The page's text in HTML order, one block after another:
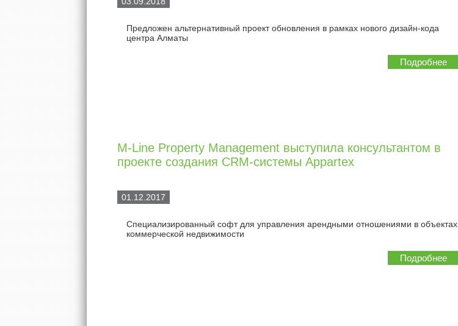
Предложен альтернативный проект обновления в рамках нового дизайн-кода
центра Алматы
Подробнее
M-Line Property Management выступила консультантом в
проекте создания CRM-системы Appartex
01.12.2017
Специализированный софт для управления арендными отношениями в объектах
коммерческой недвижимости
Подробнее